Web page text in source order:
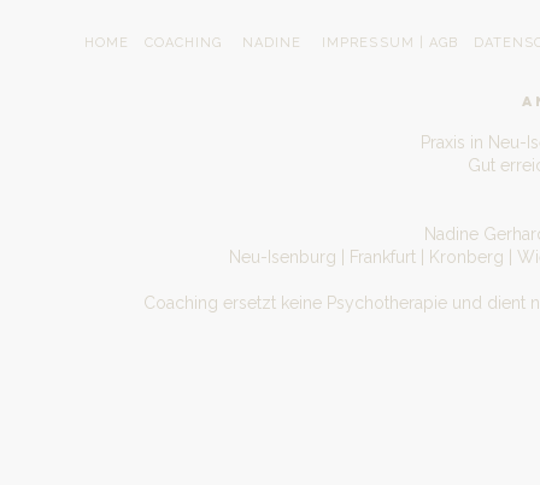
HOME COACHING NADINE IMPRESSUM | AGB
Praxis in Neu-
Gut
Nadine
Neu-Isenburg | Frankfurt | Kronberg |
Coaching ersetzt keine Psychotherapie und dient